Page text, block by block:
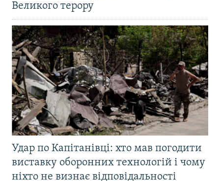
Великого терору
Удар по Капітанівці: хто мав погодити
виставку оборонних технологій і чому
ніхто не визнає відповідальності